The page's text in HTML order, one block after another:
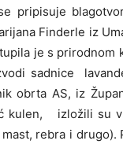
pripisuje
Finderle iz
je s prirodnom
sadnice
obrta AS, iz
kulen,
izložili su
rebra i